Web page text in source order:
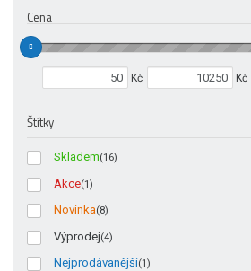
Cena
Min. hodnota Kč Max. hodnota Kč
Štítky
Skladem(16)
Akce(1)
Novinka(8)
Výprodej(4)
Nejprodávanější(1)